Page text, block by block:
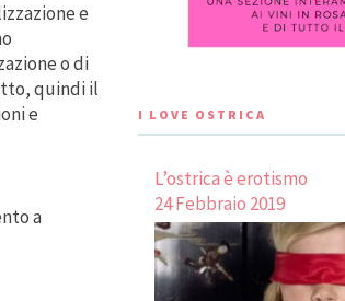
e
o di
quindi il
e
a
I LOVE OSTRICA
L’ostrica è erotismo
24 Febbraio 2019